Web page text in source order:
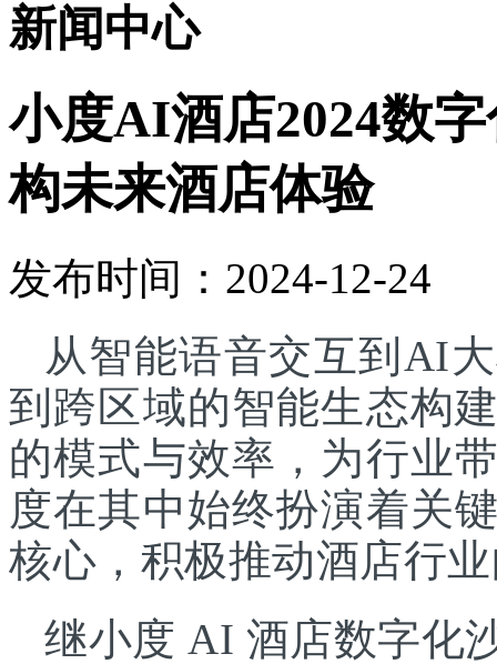
新闻中心
小度AI酒店2024数
构未来酒店体验
发布时间：2024-12-24
从智能语音交互到AI
到跨区域的智能生态构
的模式与效率，为行业
度在其中始终扮演着关
核心，积极推动酒店行
继小度 AI 酒店数字化